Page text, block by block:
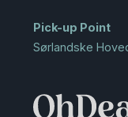
Pick-up Point
Sørlandske